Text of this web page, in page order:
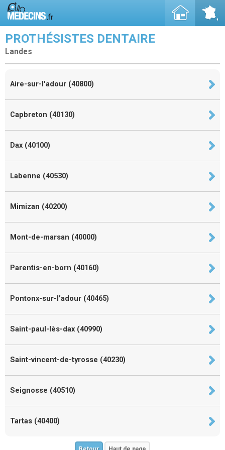
PROTHÉSISTES DENTAIRE
Landes
Aire-sur-l'adour (40800)
Capbreton (40130)
Dax (40100)
Labenne (40530)
Mimizan (40200)
Mont-de-marsan (40000)
Parentis-en-born (40160)
Pontonx-sur-l'adour (40465)
Saint-paul-lès-dax (40990)
Saint-vincent-de-tyrosse (40230)
Seignosse (40510)
Tartas (40400)